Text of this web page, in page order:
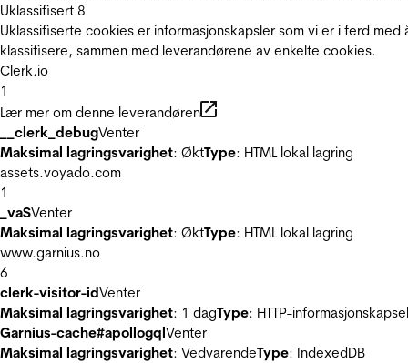
Uklassifisert 8
Uklassifiserte cookies er informasjonskapsler som vi er i ferd med
klassifisere, sammen med leverandørene av enkelte cookies.
Clerk.io
1
Lær mer om denne leverandøren
__clerk_debugVenter
Maksimal lagringsvarighet: ØktType: HTML lokal lagring
assets.voyado.com
1
_vaSVenter
Maksimal lagringsvarighet: ØktType: HTML lokal lagring
www.garnius.no
6
clerk-visitor-idVenter
Maksimal lagringsvarighet: 1 dagType: HTTP-informasjonskapsel
Garnius-cache#apollogqlVenter
Maksimal lagringsvarighet: VedvarendeType: IndexedDB